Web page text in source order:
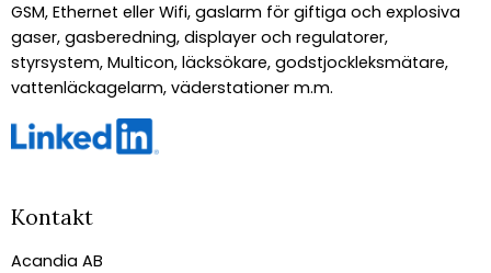
GSM, Ethernet eller Wifi, gaslarm för giftiga och explosiva
gaser, gasberedning, displayer och regulatorer,
styrsystem, Multicon, läcksökare, godstjockleksmätare,
vattenläckagelarm, väderstationer m.m.
Kontakt
Acandia AB